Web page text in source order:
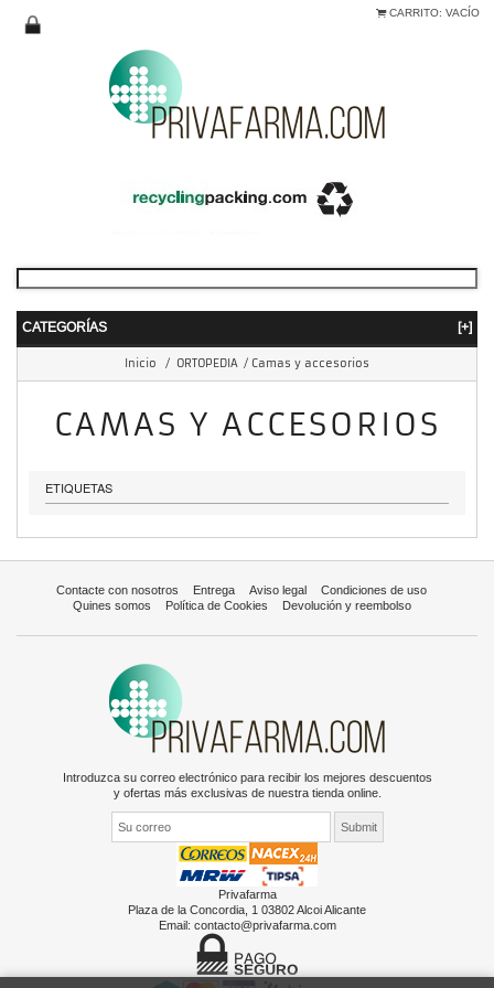
CARRITO: VACÍO
CATEGORÍAS [+]
Inicio / ORTOPEDIA / Camas y accesorios
CAMAS Y ACCESORIOS
ETIQUETAS
Contacte con nosotros Entrega Aviso legal
Condiciones de uso
Quines somos
Política de Cookies Devolución y reembolso
Introduzca su correo electrónico para recibir los mejores descuentos
y ofertas más exclusivas de nuestra tienda online.
Privafarma
Plaza de la Concordia, 1 03802 Alcoi Alicante
Email: contacto@privafarma.com